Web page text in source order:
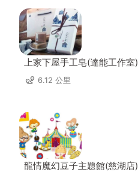
上家下屋手工皂(達能工作室)
6.12 公里
龍情魔幻豆子主題館(慈湖店)